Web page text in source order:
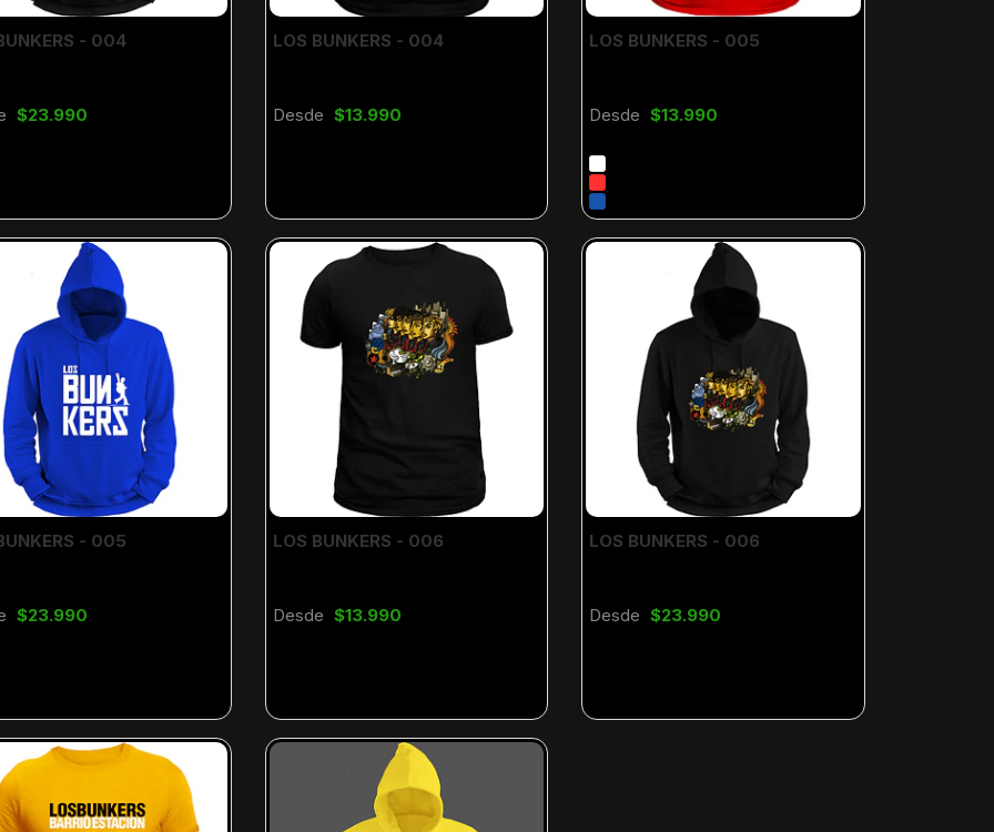
- 004
$23.990
LOS BUNKERS - 004
Desde $13.990
LOS BUNKERS - 005
Desde $13.990
- 005
$23.990
LOS BUNKERS - 006
Desde $13.990
LOS BUNKERS - 006
Desde $23.990